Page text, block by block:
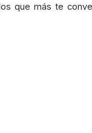
que más te